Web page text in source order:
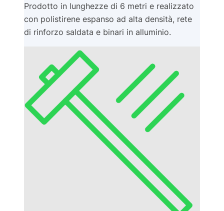
Prodotto in lunghezze di 6 metri e realizzato
con polistirene espanso ad alta densità, rete
di rinforzo saldata e binari in alluminio.